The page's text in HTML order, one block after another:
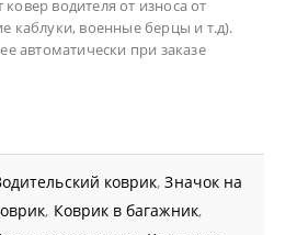
водителя от износа от
каблуки, военные берцы и т.д).
автоматически при заказе
коврик,Значок на
, Коврик в багажник,